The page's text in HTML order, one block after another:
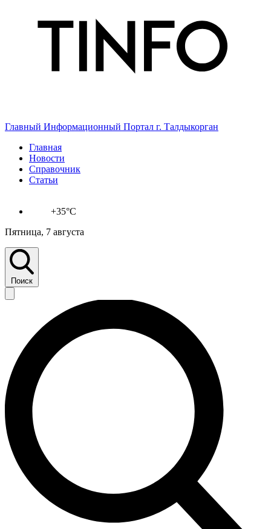
Главный Информационный Портал г. Талдыкорган
Главная
Новости
Справочник
Статьи
+35°C
Пятница, 7 августа
Поиск